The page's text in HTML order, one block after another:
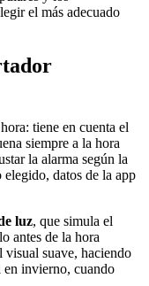
el más adecuado
tiene en cuenta el
siempre a la hora
la alarma según la
datos de la app
luz, que simula el
antes de la hora
visual suave, haciendo
en invierno, cuando